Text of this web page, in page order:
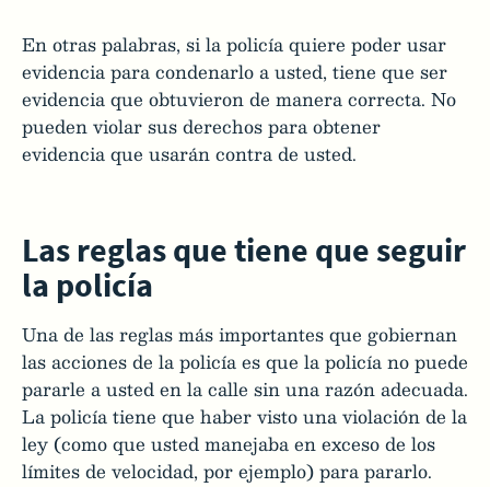
En otras palabras, si la policía quiere poder usar
evidencia para condenarlo a usted, tiene que ser
evidencia que obtuvieron de manera correcta. No
pueden violar sus derechos para obtener
evidencia que usarán contra de usted.
Las reglas que tiene que seguir
la policía
Una de las reglas más importantes que gobiernan
las acciones de la policía es que la policía no puede
pararle a usted en la calle sin una razón adecuada.
La policía tiene que haber visto una violación de la
ley (como que usted manejaba en exceso de los
límites de velocidad, por ejemplo) para pararlo.